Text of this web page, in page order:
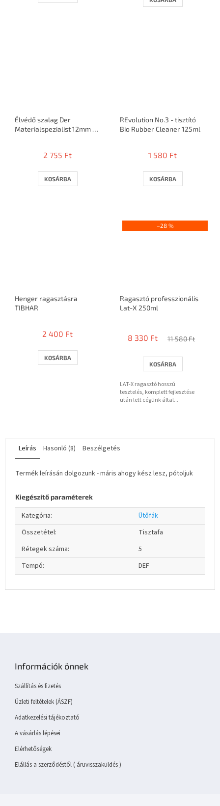
ből
Élvédő szalag Der
Materialspezialist 12mm /
2 755 Ft
KOSÁRBA
REvolution No.3 - tisztító
Bio Rubber Cleaner 125ml
1 580 Ft
KOSÁRBA
Henger ragasztásra
TIBHAR
2 400 Ft
KOSÁRBA
–28 %
Ragasztó professzionális
Lat-X 250ml
átlagos
5-
ből
csillag.
8 330 Ft 11 580 Ft
KOSÁRBA
LAT-X ragasztó hosszú
tesztelés, komplett fejlesztése
után lett cégünk által...
Leírás Hasonló (8) Beszélgetés
Termék leírásán dolgozunk - máris ahogy kész lesz, pótoljuk
Kiegészítő paraméterek
Kategória:
Ütőfák
Összetétel:
Tisztafa
Rétegek száma:
5
Tempó: DEF
Információk önnek
Szállítás és fizetés
Üzleti feltételek (ÁSZF)
Adatkezelési tájékoztató
A vásárlás lépései
Elérhetőségek
Elállás a szerződéstől ( áruvisszaküldés )